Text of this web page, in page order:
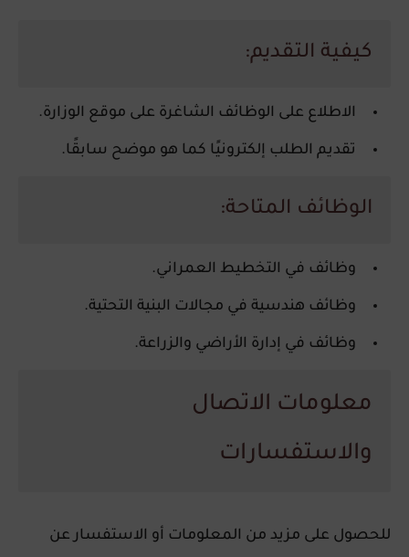
كيفية التقديم:
الاطلاع على الوظائف الشاغرة على موقع الوزارة.
تقديم الطلب إلكترونيًا كما هو موضح سابقًا.
الوظائف المتاحة:
وظائف في التخطيط العمراني.
وظائف هندسية في مجالات البنية التحتية.
وظائف في إدارة الأراضي والزراعة.
معلومات الاتصال
والاستفسارات
للحصول على مزيد من المعلومات أو الاستفسار عن